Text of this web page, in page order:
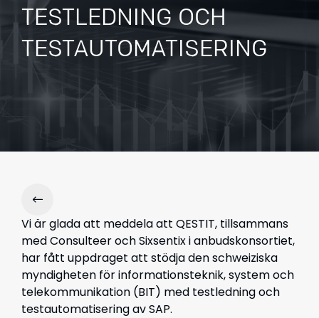
TESTLEDNING OCH
TESTAUTOMATISERING
Vi är glada att meddela att QESTIT, tillsammans
medConsulteerochSixsentixi anbudskonsortiet,
har fått uppdraget att stödja den schweiziska
myndigheten för informationsteknik, system och
telekommunikation (BIT) med testledningoch
testautomatiseringav SAP.